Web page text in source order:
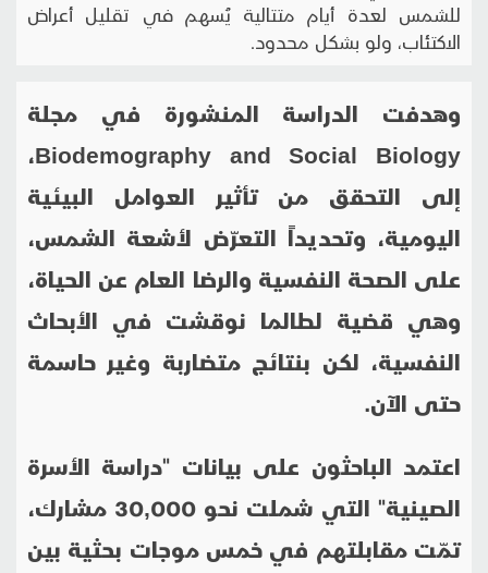
للشمس لعدة أيام متتالية يُسهم في تقليل أعراض
الاكتئاب، ولو بشكل محدود.
وهدفت الدراسة المنشورة في مجلة
Biodemography and Social Biology،
إلى التحقق من تأثير العوامل البيئية
اليومية، وتحديداً التعرّض لأشعة الشمس،
على الصحة النفسية والرضا العام عن الحياة،
وهي قضية لطالما نوقشت في الأبحاث
النفسية، لكن بنتائج متضاربة وغير حاسمة
حتى الآن.
اعتمد الباحثون على بيانات "دراسة الأسرة
الصينية" التي شملت نحو 30,000 مشارك،
تمّت مقابلتهم في خمس موجات بحثية بين